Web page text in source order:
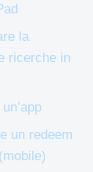
la
ricerche in
un redeem